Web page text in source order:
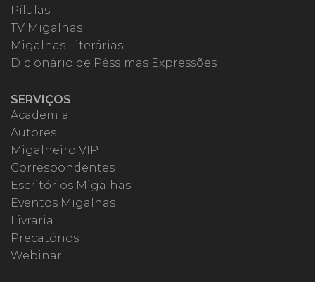
Pílulas
TV Migalhas
Migalhas Literárias
Dicionário de Péssimas Expressões
SERVIÇOS
Academia
Autores
Migalheiro VIP
Correspondentes
Escritórios Migalhas
Eventos Migalhas
Livraria
Precatórios
Webinar